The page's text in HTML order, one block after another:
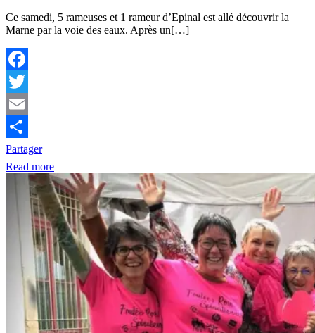
Ce samedi, 5 rameuses et 1 rameur d’Epinal est allé découvrir la
Marne par la voie des eaux. Après un[…]
Facebook
Twitter
Email
Partager
Read more